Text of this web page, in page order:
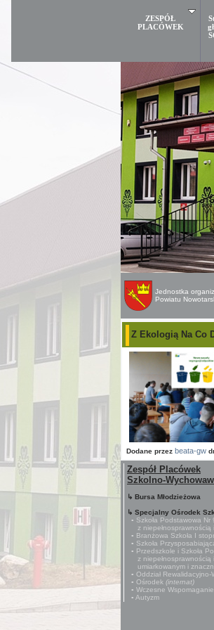
ZESPÓŁ
PLACÓWEK
Jednostka
Powiatu
Z Ekologią Na Co
Dodane przez beata-gw
Zespół Placówek
Szkolno-
↳ Bursa Młodzieżowa
↳ Specjalny Ośrodek
▪ Szkoła Podstawowa Nr
z niepełnosprawnością
▪ Branżowa Szkoła I
▪ Szkoła
▪ Przedszkole i Szkoła
z niepełnosprawnością
umiarkowanym i
▪ Oddział Rewalidacyjno-
▪ Ośrodek (internat)
▪ Wczesne
▪ Autyzm